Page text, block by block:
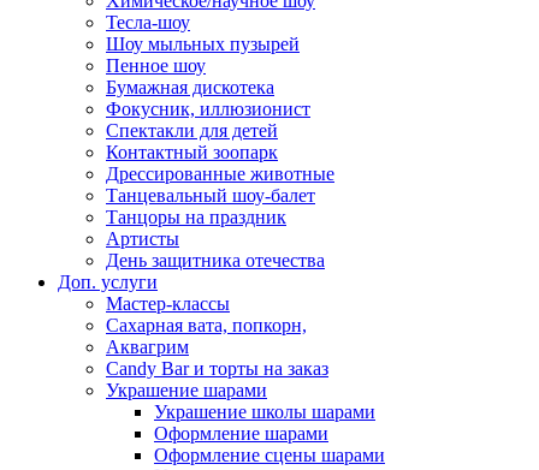
Тесла-шоу
Шоу мыльных пузырей
Пенное шоу
Бумажная дискотека
Фокусник, иллюзионист
Спектакли для детей
Контактный зоопарк
Дрессированные животные
Танцевальный шоу-балет
Танцоры на праздник
Артисты
День защитника отечества
Доп. услуги
Мастер-классы
Сахарная вата, попкорн,
Аквагрим
Candy Bar и торты на заказ
Украшение шарами
Украшение школы шарами
Оформление шарами
Оформление сцены шарами